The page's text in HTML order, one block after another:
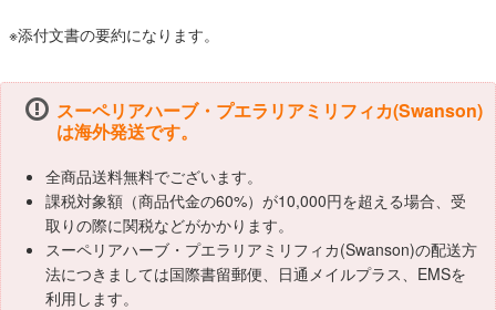
※添付文書の要約になります。
スーペリアハーブ・プエラリアミリフィカ(Swanson)
は海外発送です。
全商品送料無料でございます。
課税対象額（商品代金の60%）が10,000円を超える場合、受
取りの際に関税などがかかります。
スーペリアハーブ・プエラリアミリフィカ(Swanson)の配送方
法につきましては国際書留郵便、日通メイルプラス、EMSを
利用します。